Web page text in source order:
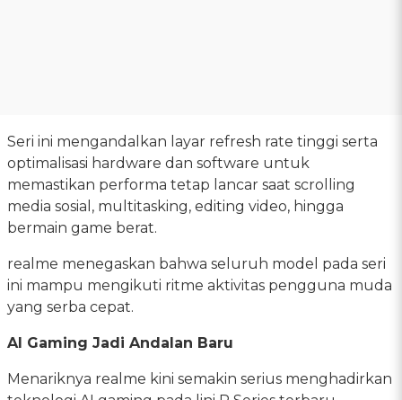
Seri ini mengandalkan layar refresh rate tinggi serta
optimalisasi hardware dan software untuk
memastikan performa tetap lancar saat scrolling
media sosial, multitasking, editing video, hingga
bermain game berat.
realme menegaskan bahwa seluruh model pada seri
ini mampu mengikuti ritme aktivitas pengguna muda
yang serba cepat.
AI Gaming Jadi Andalan Baru
Menariknya realme kini semakin serius menghadirkan